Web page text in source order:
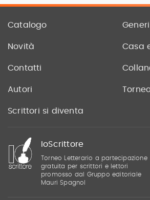
Catalogo Generi
Novità Casa
Contatti
Autori
Scrittori si diventa
IoScrittore
Torneo Letterario a partecipazione
gratuita per scrittori e lettori
promosso dal Gruppo editoriale
Mauri Spagnol